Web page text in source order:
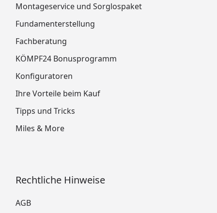
Montageservice und Sorglospaket
Fundamenterstellung
Fachberatung
KÖMPF24 Bonusprogramm
Konfiguratoren
Ihre Vorteile beim Kauf
Tipps und Tricks
Miles & More
Rechtliche Hinweise
AGB